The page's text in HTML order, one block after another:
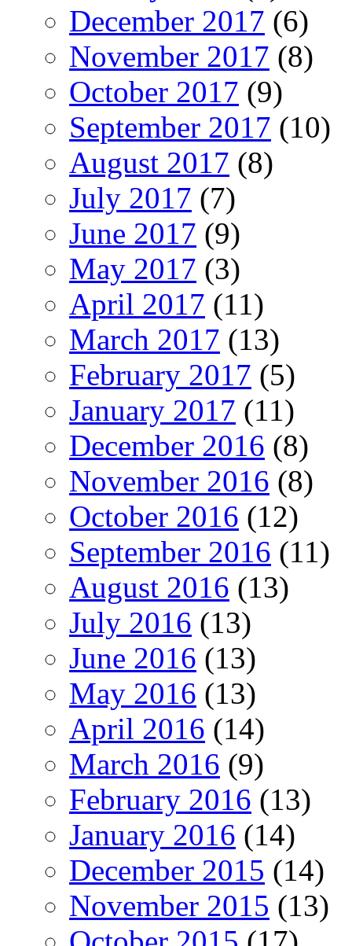
December 2017 (6)
November 2017 (8)
October 2017 (9)
September 2017 (10)
August 2017 (8)
July 2017 (7)
June 2017 (9)
May 2017 (3)
April 2017 (11)
March 2017 (13)
February 2017 (5)
January 2017 (11)
December 2016 (8)
November 2016 (8)
October 2016 (12)
September 2016 (11)
August 2016 (13)
July 2016 (13)
June 2016 (13)
May 2016 (13)
April 2016 (14)
March 2016 (9)
February 2016 (13)
January 2016 (14)
December 2015 (14)
November 2015 (13)